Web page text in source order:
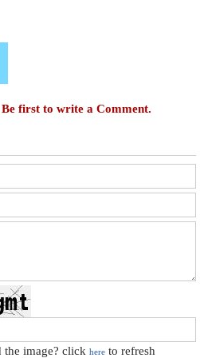
first to write a Comment.
the image? clickhere to refresh